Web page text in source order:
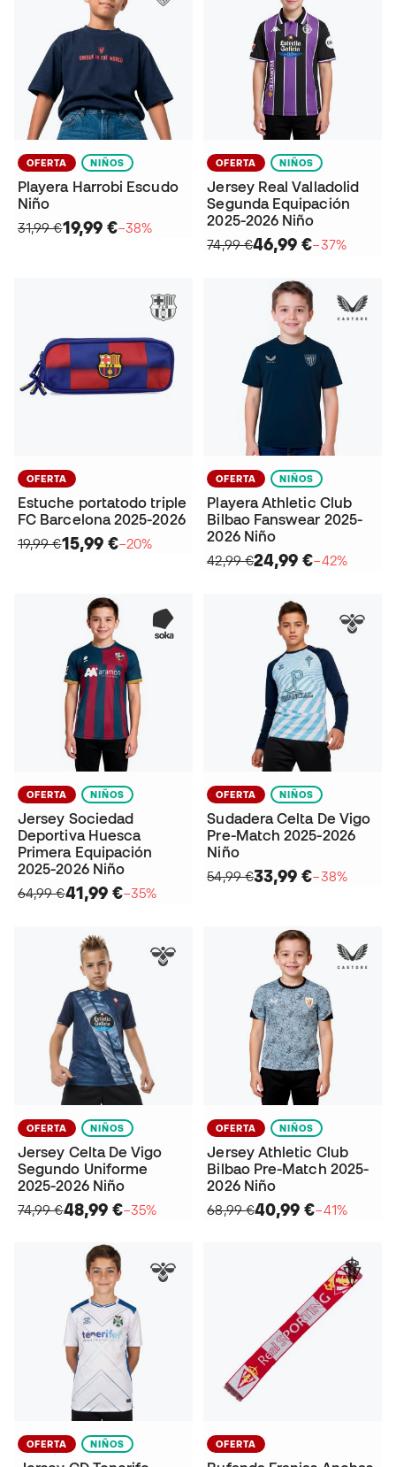
OFERTA NIÑOS
Playera Harrobi Escudo
Niño
31,99 €19,99 €−38%
OFERTA NIÑOS
Jersey Real Valladolid
Segunda Equipación
2025-2026 Niño
74,99 €46,99 €−37%
OFERTA
Estuche portatodo triple
FC Barcelona 2025-2026
19,99 €15,99 €−20%
OFERTA NIÑOS
Playera Athletic Club
Bilbao Fanswear 2025-
2026 Niño
42,99 €24,99 €−42%
OFERTA NIÑOS
Jersey Sociedad
Deportiva Huesca
Primera Equipación
2025-2026 Niño
64,99 €41,99 €−35%
OFERTA NIÑOS
Sudadera Celta De Vigo
Pre-Match 2025-2026
Niño
54,99 €33,99 €−38%
OFERTA NIÑOS
Jersey Celta De Vigo
Segundo Uniforme
2025-2026 Niño
74,99 €48,99 €−35%
OFERTA NIÑOS
Jersey Athletic Club
Bilbao Pre-Match 2025-
2026 Niño
68,99 €40,99 €−41%
OFERTA NIÑOS OFERTA